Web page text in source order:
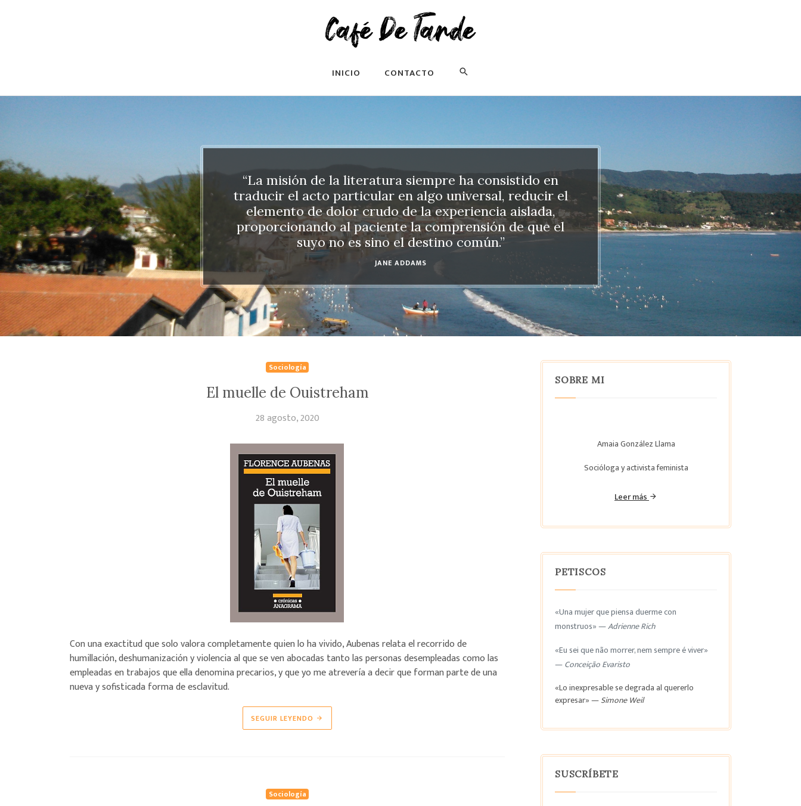
INICIO CONTACTO
“La misión de la literatura siempre ha consistido en
traducir el acto particular en algo universal, reducir el
elemento de dolor crudo de la experiencia aislada,
proporcionando al paciente la comprensión de que el
suyo no es sino el destino común.”
JANE ADDAMS
Sociología
El muelle de Ouistreham
28 agosto, 2020
Con una exactitud que solo valora completamente quien lo ha vivido, Aubenas relata el recorrido de
humillación, deshumanización y violencia al que se ven abocadas tanto las personas desempleadas como las
empleadas en trabajos que ella denomina precarios, y que yo me atrevería a decir que forman parte de una
nueva y sofisticada forma de esclavitud.
SEGUIR LEYENDO
Sociología
SOBRE MI
Amaia González Llama
Socióloga y activista feminista
Leer más
PETISCOS
«Una mujer que piensa duerme con
monstruos» —Adrienne Rich
«Eu sei que não morrer, nem sempre é viver»
—Conceição Evaristo
«Lo inexpresable se degrada al quererlo
expresar» —Simone Weil
SUSCRÍBETE